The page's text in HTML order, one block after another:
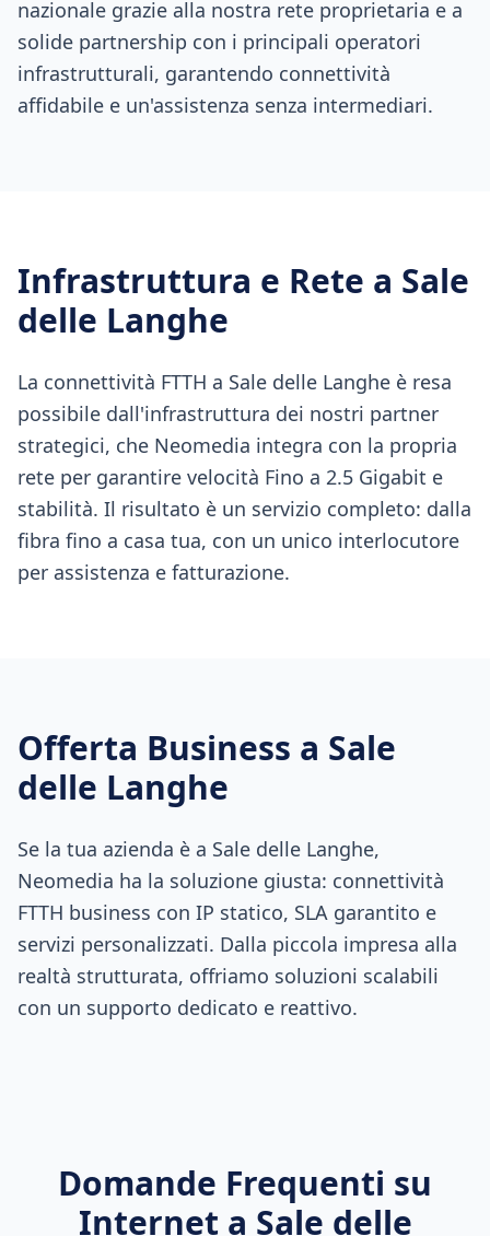
nazionale grazie alla nostra rete proprietaria e a
solide partnership con i principali operatori
infrastrutturali, garantendo connettività
affidabile e un'assistenza senza intermediari.
Infrastruttura e Rete a Sale
delle Langhe
La connettività FTTH a Sale delle Langhe è resa
possibile dall'infrastruttura dei nostri partner
strategici, che Neomedia integra con la propria
rete per garantire velocità Fino a 2.5 Gigabit e
stabilità. Il risultato è un servizio completo: dalla
fibra fino a casa tua, con un unico interlocutore
per assistenza e fatturazione.
Offerta Business a Sale
delle Langhe
Se la tua azienda è a Sale delle Langhe,
Neomedia ha la soluzione giusta: connettività
FTTH business con IP statico, SLA garantito e
servizi personalizzati. Dalla piccola impresa alla
realtà strutturata, offriamo soluzioni scalabili
con un supporto dedicato e reattivo.
Domande Frequenti su
Internet a Sale delle